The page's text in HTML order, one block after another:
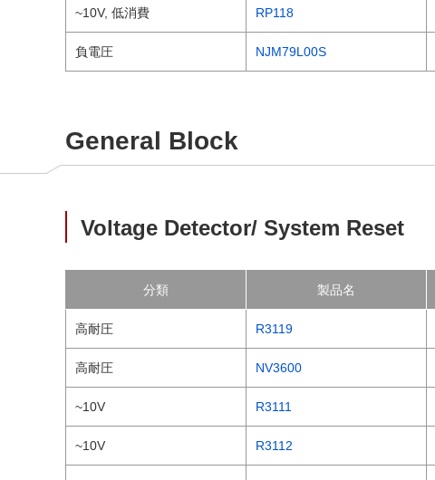
~10V, 低消費 RP118
負電圧 NJM79L00S
General Block
Voltage Detector/ System Reset
分類 製品名
高耐圧 R3119
高耐圧 NV3600
~10V R3111
~10V R3112